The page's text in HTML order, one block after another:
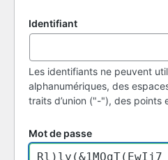
Identifiant
Les identifiants ne peuvent
alphanumériques, des
traits d’union ("-"), des points
Mot de passe